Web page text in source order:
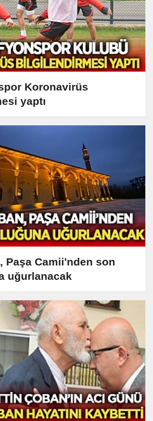
Koronavirüs
yaptı
Paşa Camii'nden son
uğurlanacak